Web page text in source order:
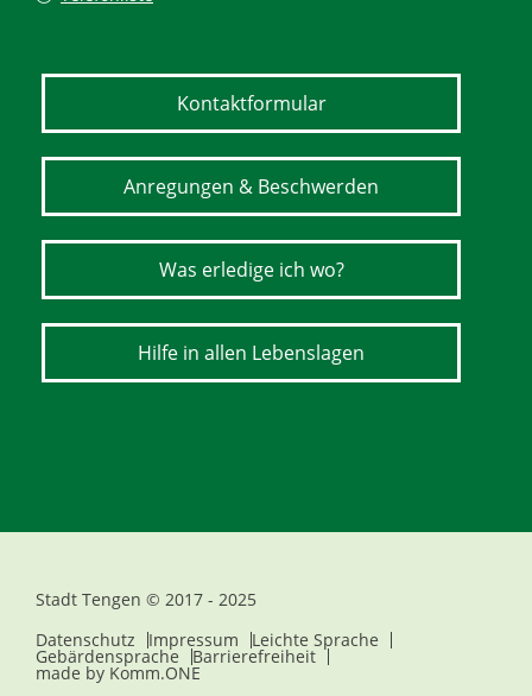
Kontaktformular
Anregungen & Beschwerden
Was erledige ich wo?
Hilfe in allen Lebenslagen
Stadt Tengen © 2017 - 2025
Datenschutz
Impressum Leichte Sprache
Gebärdensprache Barrierefreiheit
made by Komm.ONE